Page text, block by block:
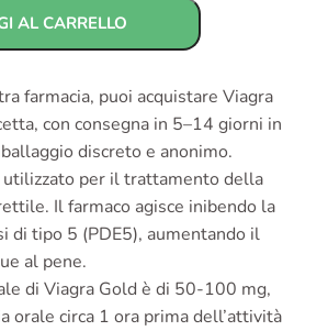
AL CARRELLO
farmacia, puoi acquistare Viagra
con consegna in 5–14 giorni in
discreto e anonimo.
utilizzato per il trattamento della
Il farmaco agisce inibendo la
di tipo 5 (PDE5), aumentando il
al pene.
di Viagra Gold è di 50-100 mg,
orale circa 1 ora prima dell’attività